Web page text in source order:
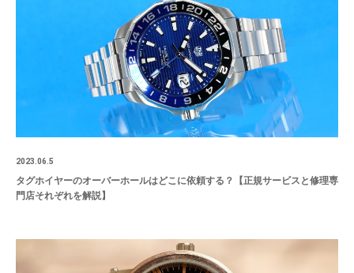
2023.06.5
タグホイヤーのオーバーホールはどこに依頼する？【正規サービスと修理専
門店それぞれを解説】